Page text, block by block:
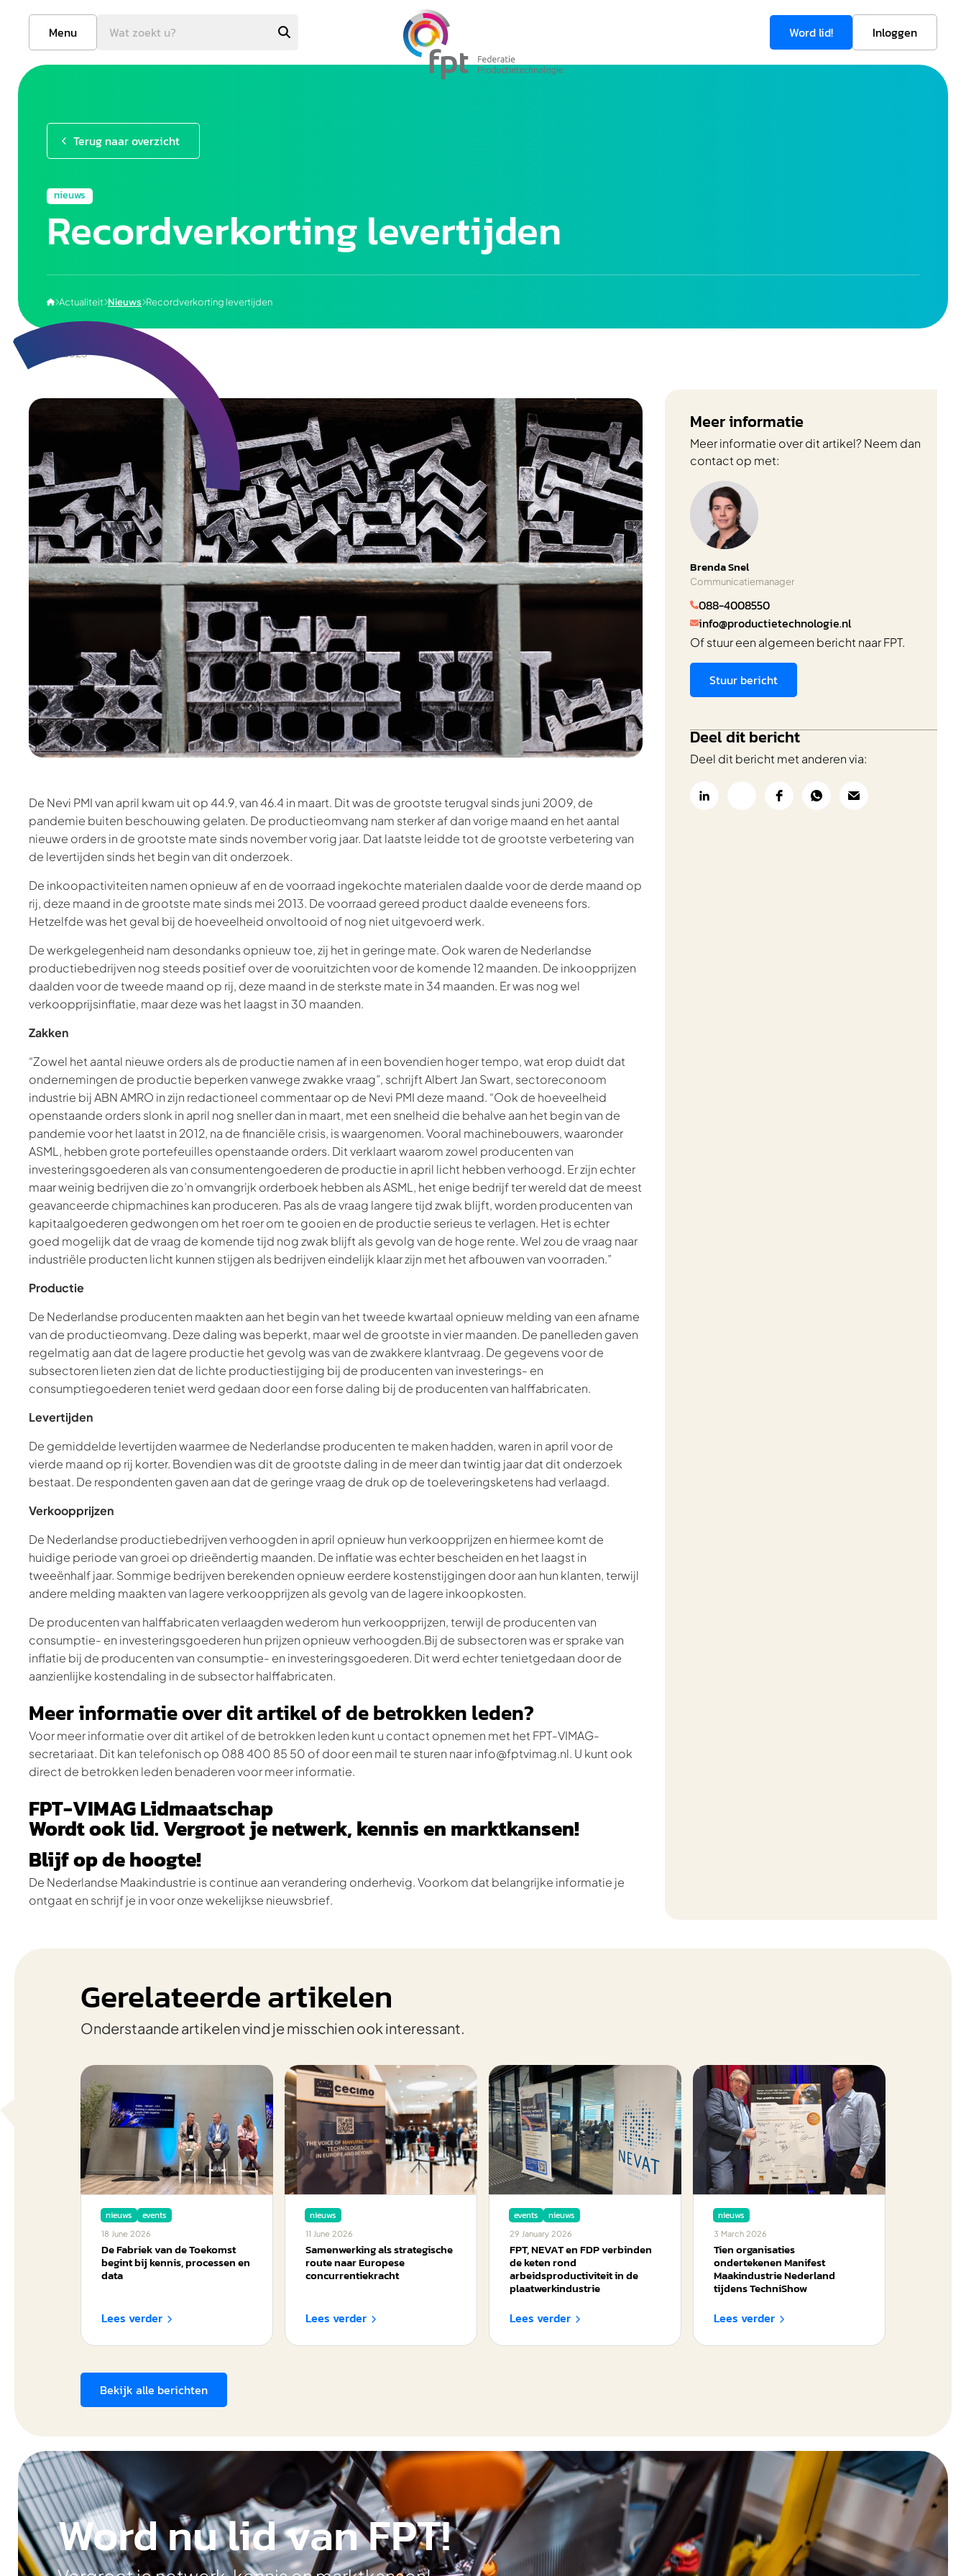
Menu Word lid! Inloggen
Terug naar overzicht
nieuws
Recordverkorting levertijden
Actualiteit Nieuws Recordverkorting levertijden
2023
De Nevi PMI van april kwam uit op 44.9, van 46.4 in maart. Dit was de grootste terugval sinds juni 2009, de
pandemie buiten beschouwing gelaten. De productieomvang nam sterker af dan vorige maand en het aantal
nieuwe orders in de grootste mate sinds november vorig jaar. Dat laatste leidde tot de grootste verbetering van
de levertijden sinds het begin van dit onderzoek.
De inkoopactiviteiten namen opnieuw af en de voorraad ingekochte materialen daalde voor de derde maand op
rij, deze maand in de grootste mate sinds mei 2013. De voorraad gereed product daalde eveneens fors.
Hetzelfde was het geval bij de hoeveelheid onvoltooid of nog niet uitgevoerd werk.
De werkgelegenheid nam desondanks opnieuw toe, zij het in geringe mate. Ook waren de Nederlandse
productiebedrijven nog steeds positief over de vooruitzichten voor de komende 12 maanden. De inkoopprijzen
daalden voor de tweede maand op rij, deze maand in de sterkste mate in 34 maanden. Er was nog wel
verkoopprijsinflatie, maar deze was het laagst in 30 maanden.
Zakken
“Zowel het aantal nieuwe orders als de productie namen af in een bovendien hoger tempo, wat erop duidt dat
ondernemingen de productie beperken vanwege zwakke vraag”, schrijft Albert Jan Swart, sectoreconoom
industrie bij ABN AMRO in zijn redactioneel commentaar op de Nevi PMI deze maand. “Ook de hoeveelheid
openstaande orders slonk in april nog sneller dan in maart, met een snelheid die behalve aan het begin van de
pandemie voor het laatst in 2012, na de financiële crisis, is waargenomen. Vooral machinebouwers, waaronder
ASML, hebben grote portefeuilles openstaande orders. Dit verklaart waarom zowel producenten van
investeringsgoederen als van consumentengoederen de productie in april licht hebben verhoogd. Er zijn echter
maar weinig bedrijven die zo’n omvangrijk orderboek hebben als ASML, het enige bedrijf ter wereld dat de meest
geavanceerde chipmachines kan produceren. Pas als de vraag langere tijd zwak blijft, worden producenten van
kapitaalgoederen gedwongen om het roer om te gooien en de productie serieus te verlagen. Het is echter
goed mogelijk dat de vraag de komende tijd nog zwak blijft als gevolg van de hoge rente. Wel zou de vraag naar
industriële producten licht kunnen stijgen als bedrijven eindelijk klaar zijn met het afbouwen van voorraden.”
Productie
De Nederlandse producenten maakten aan het begin van het tweede kwartaal opnieuw melding van een afname
van de productieomvang. Deze daling was beperkt, maar wel de grootste in vier maanden. De panelleden gaven
regelmatig aan dat de lagere productie het gevolg was van de zwakkere klantvraag. De gegevens voor de
subsectoren lieten zien dat de lichte productiestijging bij de producenten van investerings- en
consumptiegoederen teniet werd gedaan door een forse daling bij de producenten van halffabricaten.
Levertijden
De gemiddelde levertijden waarmee de Nederlandse producenten te maken hadden, waren in april voor de
vierde maand op rij korter. Bovendien was dit de grootste daling in de meer dan twintig jaar dat dit onderzoek
bestaat. De respondenten gaven aan dat de geringe vraag de druk op de toeleveringsketens had verlaagd.
Verkoopprijzen
De Nederlandse productiebedrijven verhoogden in april opnieuw hun verkoopprijzen en hiermee komt de
huidige periode van groei op drieëndertig maanden. De inflatie was echter bescheiden en het laagst in
tweeënhalf jaar. Sommige bedrijven berekenden opnieuw eerdere kostenstijgingen door aan hun klanten, terwijl
andere melding maakten van lagere verkoopprijzen als gevolg van de lagere inkoopkosten.
De producenten van halffabricaten verlaagden wederom hun verkoopprijzen, terwijl de producenten van
consumptie- en investeringsgoederen hun prijzen opnieuw verhoogden.Bij de subsectoren was er sprake van
inflatie bij de producenten van consumptie- en investeringsgoederen. Dit werd echter tenietgedaan door de
aanzienlijke kostendaling in de subsector halffabricaten.
Meer informatie over dit artikel of de betrokken leden?
Voor meer informatie over dit artikel of de betrokken leden kunt u contact opnemen met het FPT-VIMAG-
secretariaat. Dit kan telefonisch op 088 400 85 50 of door een mail te sturen naar info@fptvimag.nl. U kunt ook
direct de betrokken leden benaderen voor meer informatie.
FPT-VIMAG Lidmaatschap
Wordt ook lid. Vergroot je netwerk, kennis en marktkansen!
Blijf op de hoogte!
De Nederlandse Maakindustrie is continue aan verandering onderhevig. Voorkom dat belangrijke informatie je
ontgaat en schrijf je in voor onze wekelijkse nieuwsbrief.
Meer informatie
Meer informatie over dit artikel? Neem dan
contact op met:
Brenda Snel
Communicatiemanager
088-4008550
info@productietechnologie.nl
Of stuur een algemeen bericht naar FPT.
Stuur bericht
Deel dit bericht
Deel dit bericht met anderen via:
Gerelateerde artikelen
Onderstaande artikelen vind je misschien ook interessant.
nieuws events
18 June 2026
De Fabriek van de Toekomst
begint bij kennis, processen en
data
Lees verder 
nieuws
11 June 2026
Samenwerking als strategische
route naar Europese
concurrentiekracht
Lees verder 
events nieuws
29 January 2026
FPT, NEVAT en FDP verbinden
de keten rond
arbeidsproductiviteit in de
plaatwerkindustrie
Lees verder 
nieuws
3 March 2026
Tien organisaties
ondertekenen Manifest
Maakindustrie Nederland
tijdens TechniShow
Lees verder 
Bekijk alle berichten
Word nu lid van FPT!